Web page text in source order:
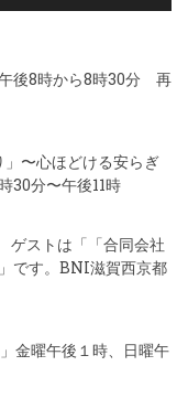
後8時から8時30分 再
〜心ほどける安らぎ
分〜午後11時
ストは「「合同会社
です。BNI滋賀西京都
金曜午後１時、日曜午